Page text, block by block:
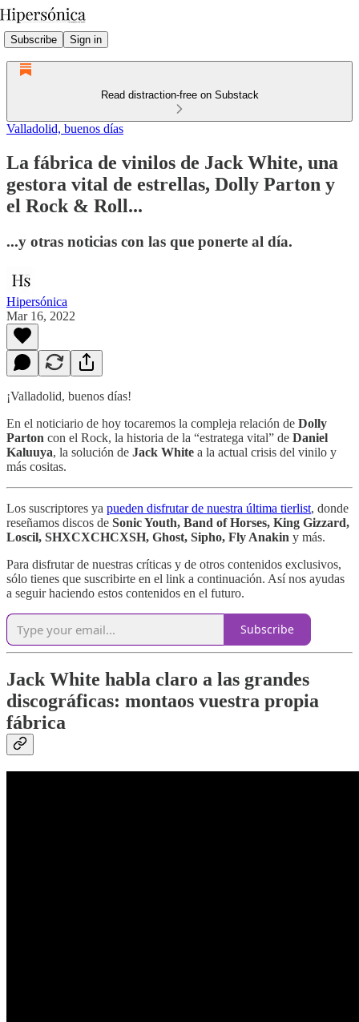
Subscribe Sign in
Read distraction-free on Substack
Valladolid, buenos días
La fábrica de vinilos de Jack White, una
gestora vital de estrellas, Dolly Parton y
el Rock & Roll...
...y otras noticias con las que ponerte al día.
Hipersónica
Mar 16, 2022
¡Valladolid, buenos días!
En el noticiario de hoy tocaremos la compleja relación de Dolly
Parton con el Rock, la historia de la “estratega vital” de Daniel
Kaluuya, la solución de Jack White a la actual crisis del vinilo y
más cositas.
Los suscriptores ya pueden disfrutar de nuestra última tierlist, donde
reseñamos discos de Sonic Youth, Band of Horses, King Gizzard,
Loscil, SHXCXCHCXSH, Ghost, Sipho, Fly Anakin y más.
Para disfrutar de nuestras críticas y de otros contenidos exclusivos,
sólo tienes que suscribirte en el link a continuación. Así nos ayudas
a seguir haciendo estos contenidos en el futuro.
Subscribe
Jack White habla claro a las grandes
discográficas: montaos vuestra propia
fábrica